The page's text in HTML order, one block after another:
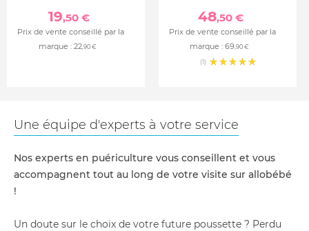
19,50 €
Prix de vente conseillé par la
marque : 22,90 €
48,50 €
Prix de vente conseillé par la
marque : 69,90 €
(1)
Une équipe d'experts à votre service
Nos experts en puériculture vous conseillent et vous
accompagnent tout au long de votre visite sur allobébé
!
Un doute sur le choix de votre future poussette ? Perdu